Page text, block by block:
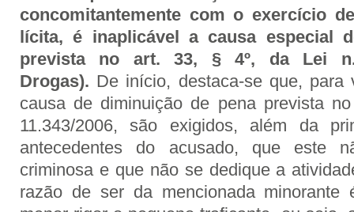
concomitantemente com o exercício
lícita, é inaplicável a causa especial
prevista no art. 33, § 4º, da Lei n.
Drogas). De início, destaca-se que, para
causa de diminuição de pena prevista
11.343/2006, são exigidos, além da
antecedentes do acusado, que este
criminosa e que não se dedique a
razão de ser da mencionada minorante